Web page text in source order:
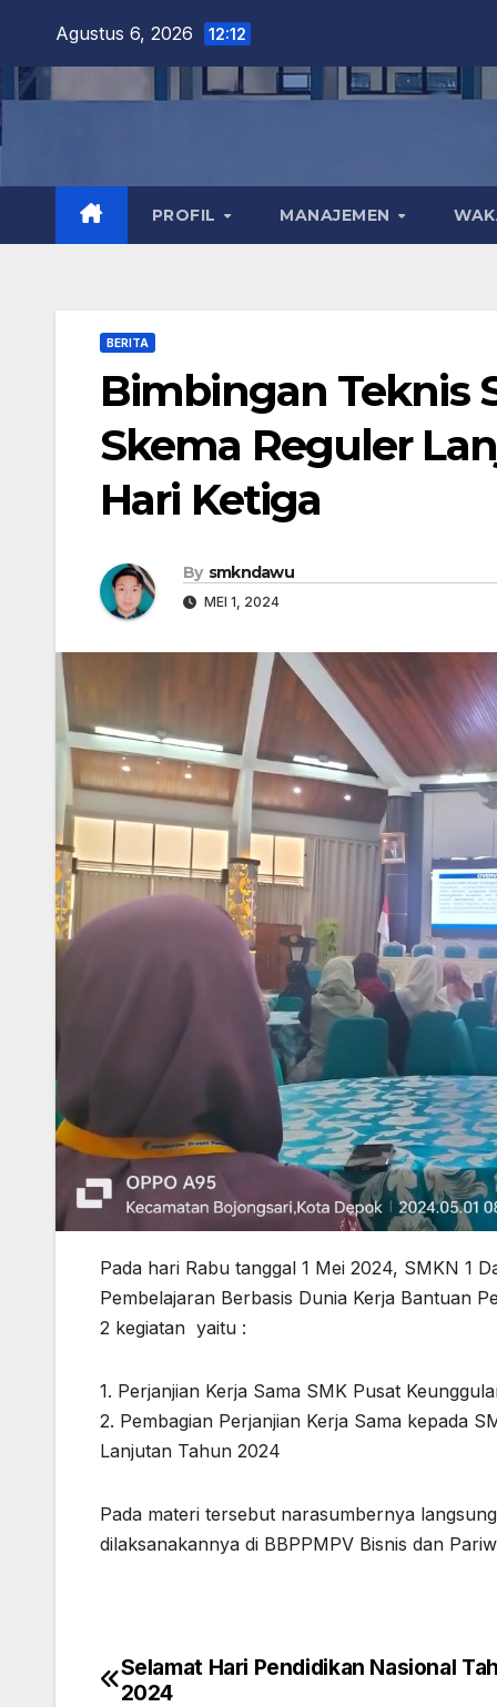
content
Agustus 6, 2026 12:12
PROFIL MANAJEMEN
BERITA
Bimbingan Teknis
Skema Reguler
Hari Ketiga
By smkndawu
MEI 1, 2024
Pada hari Rabu tanggal 1 Mei 2024, SMKN 1
Pembelajaran Berbasis Dunia Kerja Bantuan
2 kegiatan yaitu :
1. Perjanjian Kerja Sama SMK Pusat
2. Pembagian Perjanjian Kerja Sama kepada
Lanjutan Tahun 2024
Pada materi tersebut narasumbernya
dilaksanakannya di BBPPMPV Bisnis dan
Navigasi
Selamat Hari Pendidikan Nasional
2024